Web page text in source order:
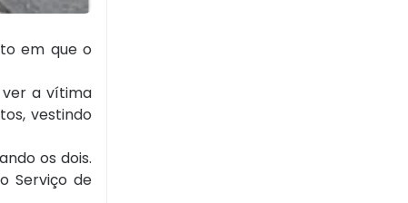
em que o
ver a vítima
vestindo
os dois.
Serviço de